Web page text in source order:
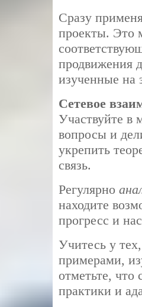
Сразу
проекты. Это
продвижения
изученные на
Сетевое
Участвуйте в
вопросы и
укрепить
связь.
Регулярно
находите
прогресс и
Учитесь у
примерами,
отметьте, что
практики и